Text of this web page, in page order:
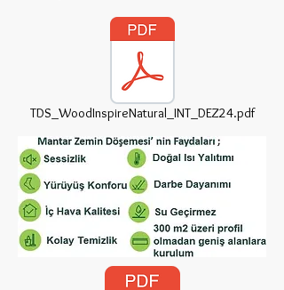
TDS_WoodInspireNatural_INT_DEZ24.pdf